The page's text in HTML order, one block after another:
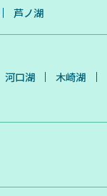
芦ノ湖
河口湖
木崎湖